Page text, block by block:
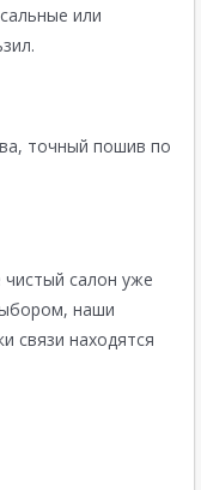
или
точный пошив по
чистый салон уже
наши
связи находятся